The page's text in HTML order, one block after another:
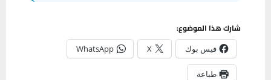
شارك هذا الموضوع:
فيس بوك X
WhatsApp
طباعة